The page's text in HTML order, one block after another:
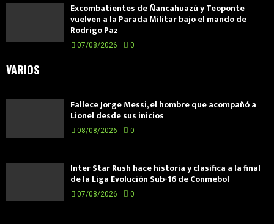
Excombatientes de Ñancahuazú y Teoponte
vuelven a la Parada Militar bajo el mando de
Rodrigo Paz
07/08/2026 0
VARIOS
Fallece Jorge Messi, el hombre que acompañó a
Lionel desde sus inicios
08/08/2026 0
Inter Star Rush hace historia y clasifica a la final
de la Liga Evolución Sub-16 de Conmebol
07/08/2026 0